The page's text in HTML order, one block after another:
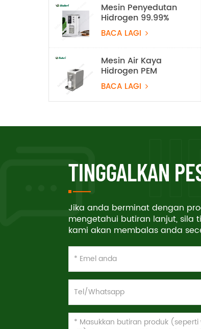
Mesin Penyedutan
Hidrogen 99.99%
Rubri 1800ml/min
BACA LAGI
Mesin Air Kaya
Hidrogen PEM
BACA LAGI
TINGGALKAN
Jika anda berminat dengan
mengetahui butiran lanjut, sila
kami akan membalas anda